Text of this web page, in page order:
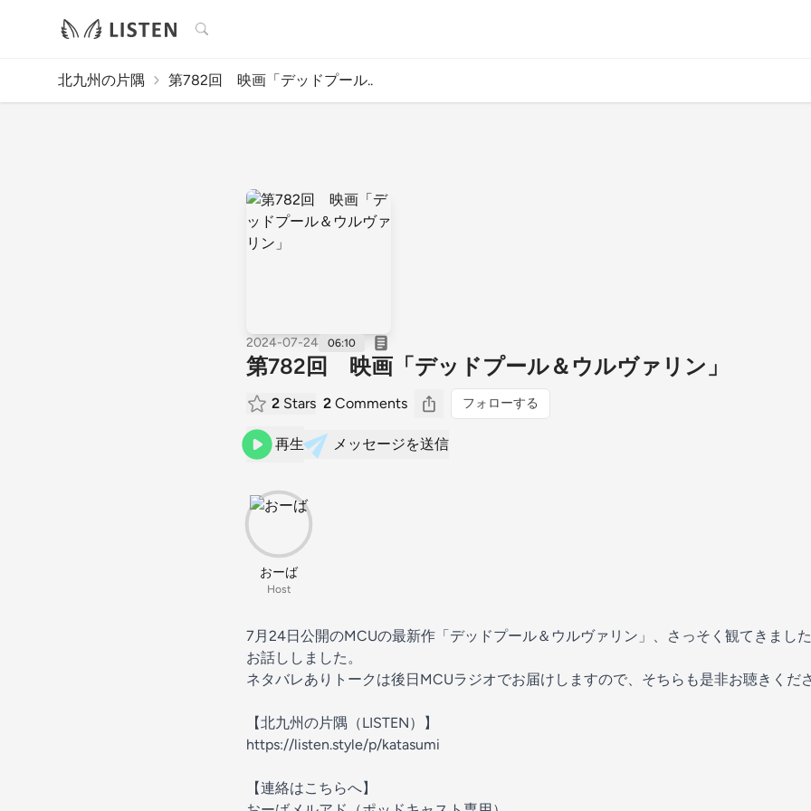
検索
北九州の片隅 第782回 映画「デッドプール..
2024-07-24 06:10
第782回 映画「デッドプール＆ウルヴァリン」
2 Stars 2 Comments フォローする
再生 メッセージを送信
おーば
Host
7月24日公開のMCUの最新作「デッドプール＆ウルヴァリン」、さっそく観てきまし
お話ししました。
ネタバレありトークは後日MCUラジオでお届けしますので、そちらも是非お聴きくださ
【北九州の片隅（LISTEN）】
https://listen.style/p/katasumi
【連絡はこちらへ】